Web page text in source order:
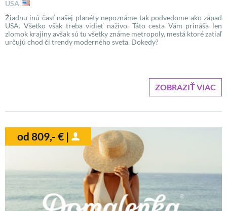
USA
Žiadnu inú časť našej planéty nepoznáme tak podvedome ako západ
USA. Všetko však treba vidieť naživo. Táto cesta Vám prináša len
zlomok krajiny avšak sú tu všetky známe metropoly, mestá ktoré zatiaľ
určujú chod či trendy moderného sveta. Dokedy?
ZOBRAZIŤ VIAC
od 809,- € |